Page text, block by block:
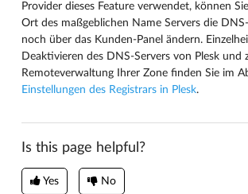
Provider dieses Feature verwendet, können
Ort des maßgeblichen Name Servers die
noch über das Kunden-Panel ändern.
Deaktivieren des DNS-Servers von Plesk und
Remoteverwaltung Ihrer Zone finden Sie im
Einstellungen des Registrars in Plesk.
Is this page helpful?
Yes No